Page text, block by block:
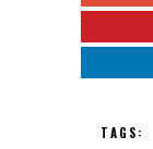
TAGS: